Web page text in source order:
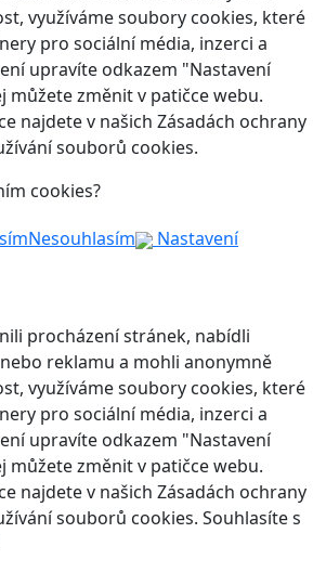
využíváme soubory cookies, které
pro sociální média, inzerci a
upravíte odkazem "Nastavení
můžete změnit v patičce webu.
najdete v našich Zásadách ochrany
souborů cookies.
cookies?
Nesouhlasím Nastavení
procházení stránek, nabídli
reklamu a mohli anonymně
využíváme soubory cookies, které
pro sociální média, inzerci a
upravíte odkazem "Nastavení
můžete změnit v patičce webu.
najdete v našich Zásadách ochrany
souborů cookies. Souhlasíte s